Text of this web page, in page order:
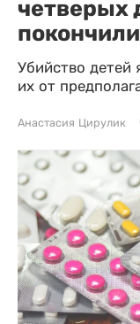
четверых
Убийство
их от
Анастасия Цирулик